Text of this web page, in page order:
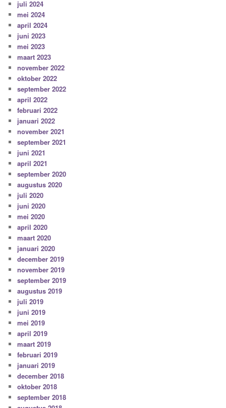
juli 2024
mei 2024
april 2024
juni 2023
mei 2023
maart 2023
november 2022
oktober 2022
september 2022
april 2022
februari 2022
januari 2022
november 2021
september 2021
juni 2021
april 2021
september 2020
augustus 2020
juli 2020
juni 2020
mei 2020
april 2020
maart 2020
januari 2020
december 2019
november 2019
september 2019
augustus 2019
juli 2019
juni 2019
mei 2019
april 2019
maart 2019
februari 2019
januari 2019
december 2018
oktober 2018
september 2018